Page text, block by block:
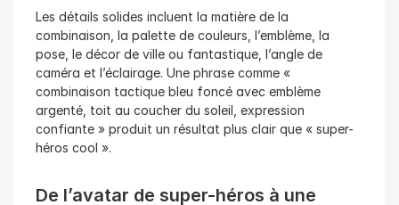
Les détails solides incluent la matière de la
combinaison, la palette de couleurs, l’emblème, la
pose, le décor de ville ou fantastique, l’angle de
caméra et l’éclairage. Une phrase comme «
combinaison tactique bleu foncé avec emblème
argenté, toit au coucher du soleil, expression
confiante » produit un résultat plus clair que « super-
héros cool ».
De l’avatar de super-héros à une